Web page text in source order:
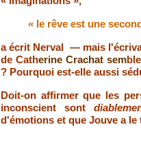
« le rêve est une
a écrit Nerval — mais
de Catherine Crachat sem
? Pourquoi est-elle aussi
Doit-on affirmer que les
inconscient sont
d'émotions et que Jouve a